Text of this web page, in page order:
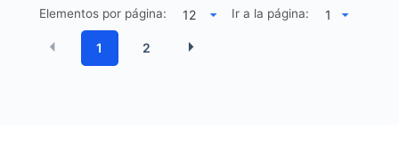
Elementos por página: Ir a la página:
1 2